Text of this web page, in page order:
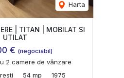
Harta
| TITAN | MOBILAT SI
UTILAT
€ (negociabil)
2 camere de vânzare
54 mp 1975